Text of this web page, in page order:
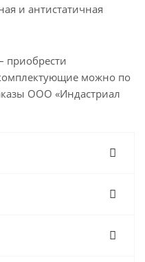
и антистатичная
приобрести
можно по
ООО «Индастриал